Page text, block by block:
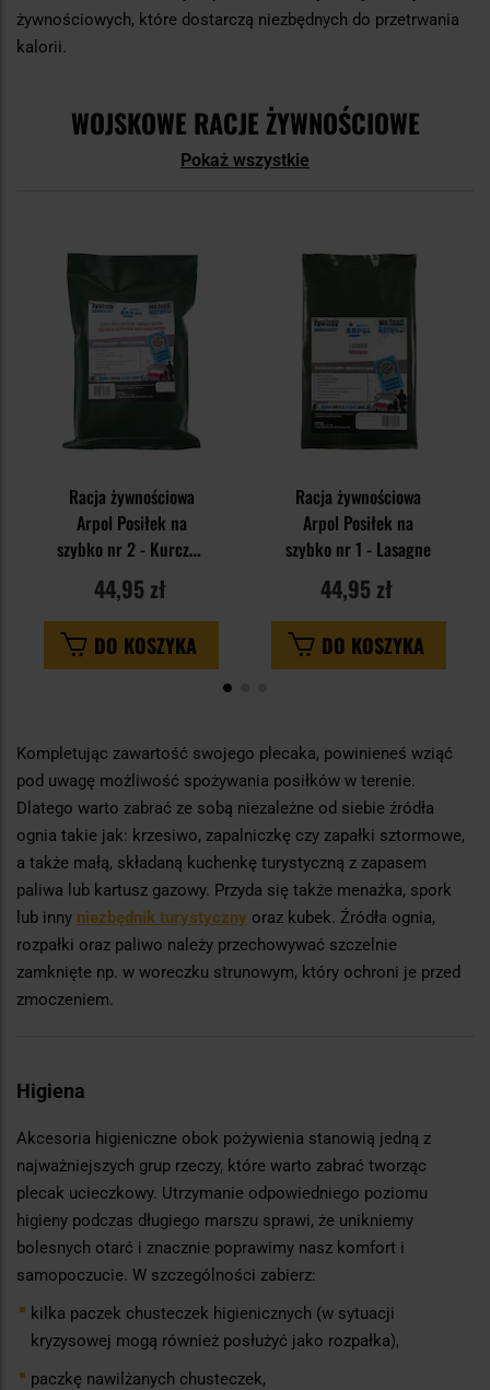
żywnościowych, które dostarczą niezbędnych do przetrwania
kalorii.
WOJSKOWE RACJE ŻYWNOŚCIOWE
Pokaż wszystkie
Racja żywnościowa
Arpol Posiłek na
szybko nr 2 - Kurczak
z ryżem i warzywami
44,95 zł
DO KOSZYKA
Racja żywnościowa
Arpol Posiłek na
szybko nr 1 - Lasagne
44,95 zł
DO KOSZYKA
Kompletując zawartość swojego plecaka, powinieneś wziąć
pod uwagę możliwość spożywania posiłków w terenie.
Dlatego warto zabrać ze sobą niezależne od siebie źródła
ognia takie jak: krzesiwo, zapalniczkę czy zapałki sztormowe,
a także małą, składaną kuchenkę turystyczną z zapasem
paliwa lub kartusz gazowy. Przyda się także menażka, spork
lub inny niezbędnik turystyczny oraz kubek. Źródła ognia,
rozpałki oraz paliwo należy przechowywać szczelnie
zamknięte np. w woreczku strunowym, który ochroni je przed
zmoczeniem.
Higiena
Akcesoria higieniczne obok pożywienia stanowią jedną z
najważniejszych grup rzeczy, które warto zabrać tworząc
plecak ucieczkowy. Utrzymanie odpowiedniego poziomu
higieny podczas długiego marszu sprawi, że unikniemy
bolesnych otarć i znacznie poprawimy nasz komfort i
samopoczucie. W szczególności zabierz:
kilka paczek chusteczek higienicznych (w sytuacji
kryzysowej mogą również posłużyć jako rozpałka),
paczkę nawilżanych chusteczek,